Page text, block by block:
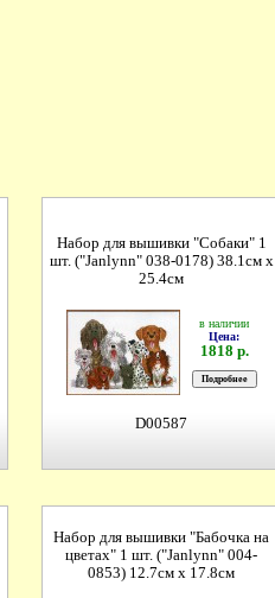
Набор для вышивки "Собаки" 1
шт. ("Janlynn" 038-0178) 38.1см х
25.4см
в наличии
Цена:
1818 р.
D00587
Набор для вышивки "Бабочка на
цветах" 1 шт. ("Janlynn" 004-
0853) 12.7см х 17.8см